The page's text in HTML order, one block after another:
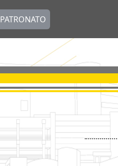
PATRONATO